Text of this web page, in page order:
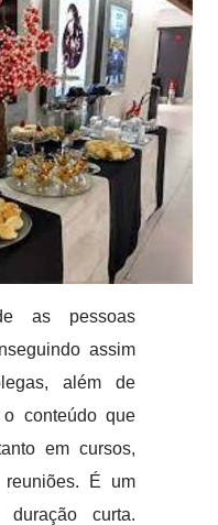
as pessoas
assim
além de
conteúdo que
em cursos,
É um
duração curta.